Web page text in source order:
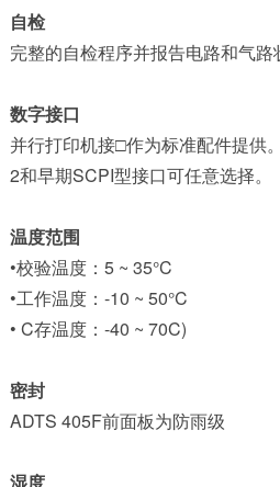
自检
完整的自检程序并报告电路和气路
数字接口
并行打印机接□作为标准配件提供
2和早期SCPI型接口可任意选择。
温度范围
•校验温度：5 ~ 35°C
•工作温度：-10 ~ 50°C
• C存温度：-40 ~ 70C)
密封
ADTS 405F前面板为防雨级
湿度